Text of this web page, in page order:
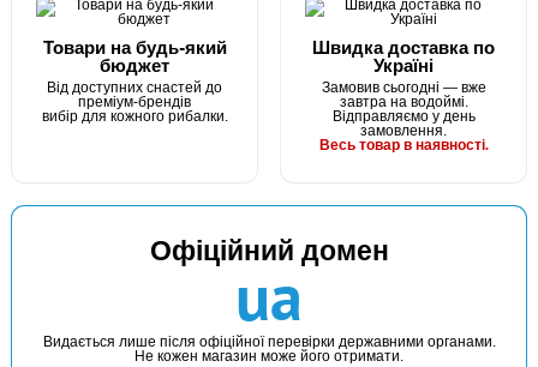
Товари на будь-який
бюджет
Від доступних снастей до
преміум-брендів
вибір для кожного рибалки.
Швидка доставка по
Україні
Замовив сьогодні — вже
завтра на водоймі.
Відправляємо у день
замовлення.
Весь товар в наявності.
Офіційний домен
ua
Видається лише після офіційної перевірки державними органами.
Не кожен магазин може його отримати.